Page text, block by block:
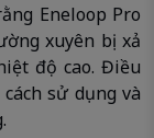
Eneloop Pro
xuyên bị xả
độ cao. Điều
sử dụng và